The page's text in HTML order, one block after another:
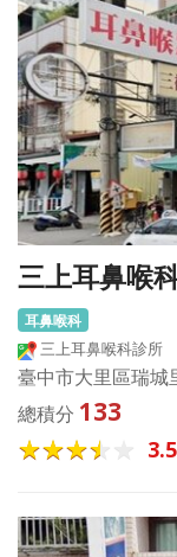
三上耳鼻喉
耳鼻喉科
三上耳鼻喉科診所
臺中市大里區瑞城
總積分 133
3.5